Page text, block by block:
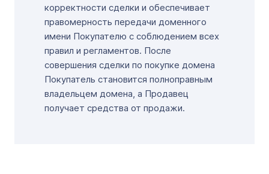
корректности сделки и обеспечивает
правомерность передачи доменного
имени Покупателю с соблюдением всех
правил и регламентов. После
совершения сделки по покупке домена
Покупатель становится полноправным
владельцем домена, а Продавец
получает средства от продажи.